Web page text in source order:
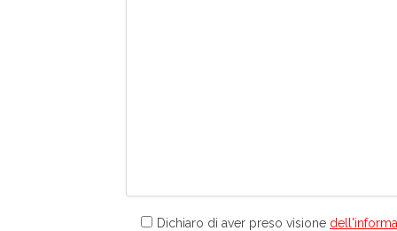
Dichiaro di aver preso visione